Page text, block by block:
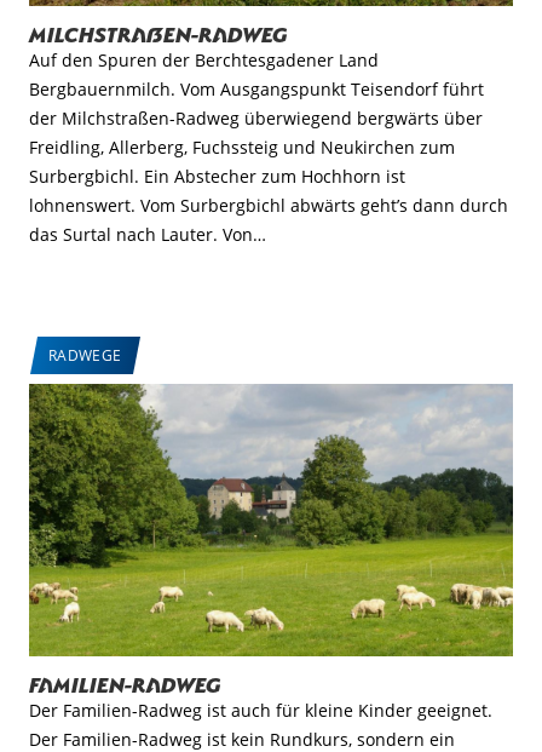
Milchstraßen-Radweg
Auf den Spuren der Berchtesgadener Land
Bergbauernmilch. Vom Ausgangspunkt Teisendorf führt
der Milchstraßen-Radweg überwiegend bergwärts über
Freidling, Allerberg, Fuchssteig und Neukirchen zum
Surbergbichl. Ein Abstecher zum Hochhorn ist
lohnenswert. Vom Surbergbichl abwärts geht’s dann durch
das Surtal nach Lauter. Von…
RADWEGE
Familien-Radweg
Der Familien-Radweg ist auch für kleine Kinder geeignet.
Der Familien-Radweg ist kein Rundkurs, sondern ein